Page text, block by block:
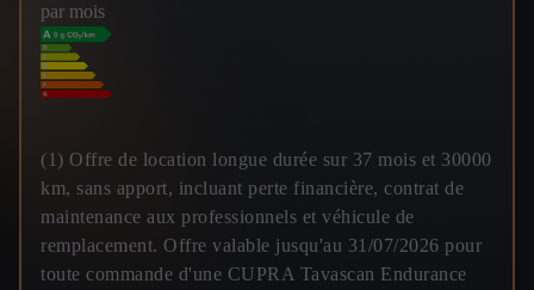
par mois
(1) Offre de location longue durée sur 37 mois et 30000
km, sans apport, incluant perte financière, contrat de
maintenance aux professionnels et véhicule de
remplacement. Offre valable jusqu'au 31/07/2026 pour
toute commande d'une CUPRA Tavascan Endurance